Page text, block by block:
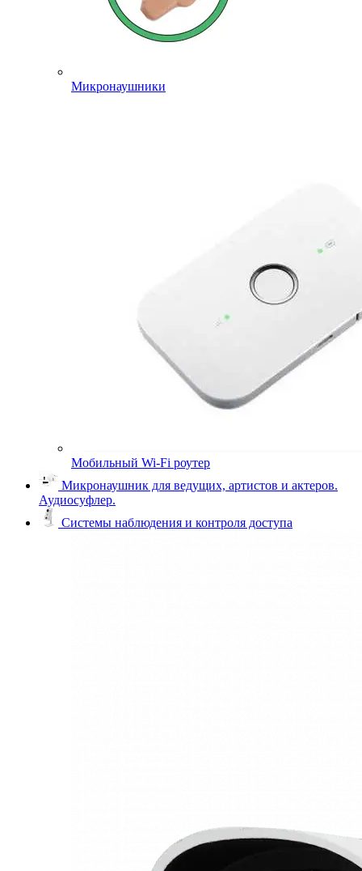
Микронаушники
Мобильный Wi-Fi роутер
Микронаушник для ведущих, артистов и актеров.
Аудиосуфлер.
Системы наблюдения и контроля доступа